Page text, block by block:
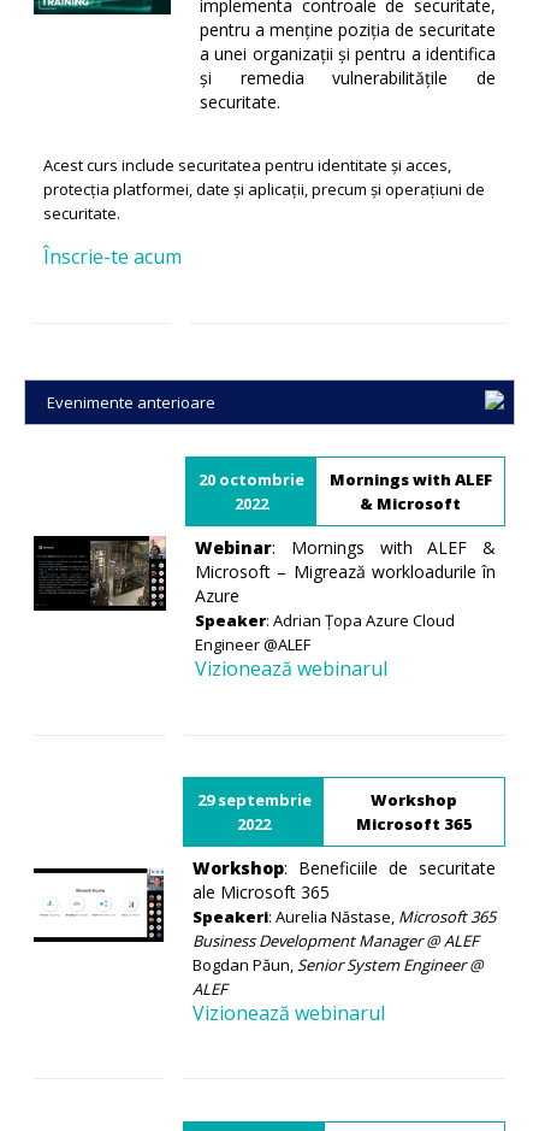
implementa controale de securitate,
pentru a menține poziția de securitate
a unei organizații și pentru a identifica
și remedia vulnerabilitățile de
securitate.
Acest curs include securitatea pentru identitate și acces,
protecția platformei, date și aplicații, precum și operațiuni de
securitate.
Înscrie-te acum
Evenimente anterioare
20 octombrie
2022
Mornings with ALEF
& Microsoft
Webinar: Mornings with ALEF &
Microsoft – Migrează workloadurile în
Azure
Speaker: Adrian Țopa Azure Cloud
Engineer @ALEF
Vizionează webinarul
29 septembrie
2022
Workshop
Microsoft 365
Workshop: Beneficiile de securitate
ale Microsoft 365
Speakeri: Aurelia Năstase, Microsoft 365
Business Development Manager @ ALEF
Bogdan Păun,Senior System Engineer @
ALEF
Vizionează webinarul